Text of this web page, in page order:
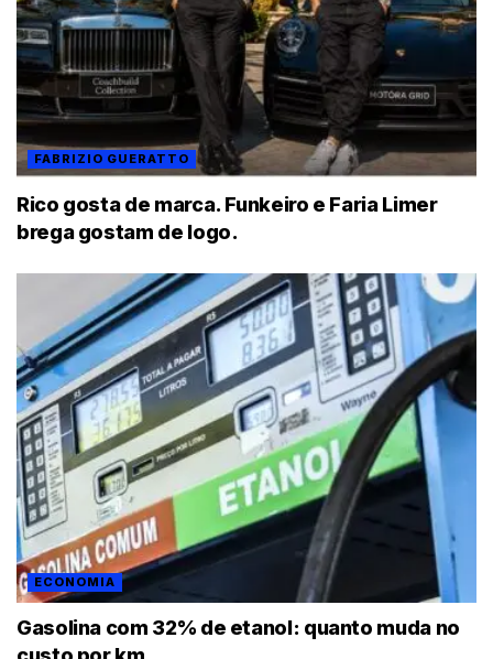
FABRIZIO GUERATTO
Rico gosta de marca. Funkeiro e Faria Limer
brega gostam de logo.
ECONOMIA
Gasolina com 32% de etanol: quanto muda no